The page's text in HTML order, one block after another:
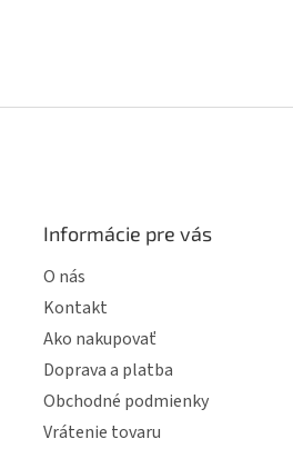
Informácie pre vás
O nás
Kontakt
Ako nakupovať
Doprava a platba
Obchodné podmienky
Vrátenie tovaru